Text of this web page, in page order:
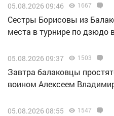
05.08.2026 09:46 1667
Сестры Борисовы из
места в турнире по дзюдо
05.08.2026 09:37 1503
Завтра балаковцы
воином Алексеем
05.08.2026 08:55 1547